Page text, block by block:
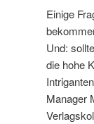
Einige
Und:
die hohe
Manager